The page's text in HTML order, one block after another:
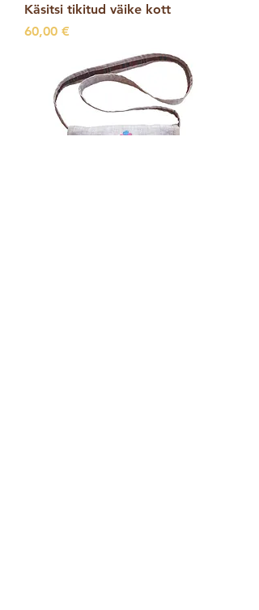
Käsitsi tikitud väike kott
Price
60,00 €